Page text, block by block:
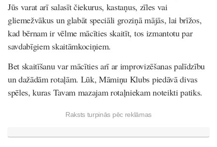
Jūs varat arī salasīt čiekurus, kastaņus, zīles vai
gliemežvākus un glabāt speciāli groziņā mājās, lai brīžos,
kad bērnam ir vēlme mācīties skaitīt, tos izmantotu par
savdabīgiem skaitāmkociņiem.
Bet skaitīšanu var mācīties arī ar improvizēšanas palīdzību
un dažādām rotaļām. Lūk, Māmiņu Klubs piedāvā divas
spēles, kuras Tavam mazajam rotaļniekam noteikti patiks.
Raksts turpinās pēc reklāmas